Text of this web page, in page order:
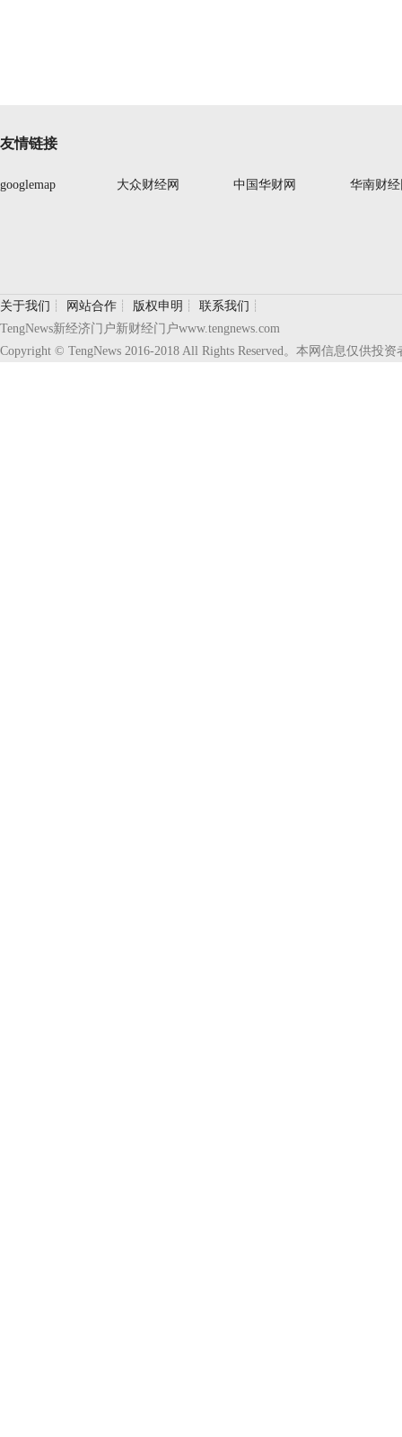
友情链接
googlemap 大众财经网 中国华财网 华南财
关于我们 ┊ 网站合作 ┊ 版权申明 ┊ 联系我们 ┊
TengNews新经济门户新财经门户www.tengnews.com
Copyright © TengNews 2016-2018 All Rights Reserved。本网信息仅供投